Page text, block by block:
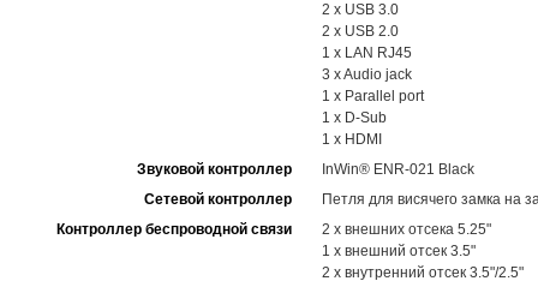
2 x USB 3.0
2 x USB 2.0
1 x LAN RJ45
3 x Audio jack
1 x Parallel port
1 x D-Sub
1 x HDMI
Звуковой контроллер
InWin® ENR-021 Black
Cетевой контроллер
Петля для висячего замка на
Контроллер беспроводной связи
2 x внешних отсека 5.25"
1 x внешний отсек 3.5"
2 x внутренний отсек 3.5"/2.5"